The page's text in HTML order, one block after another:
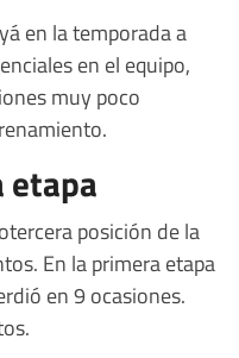
en la temporada a
en el equipo,
muy poco
etapa
posición de la
En la primera etapa
en 9 ocasiones.